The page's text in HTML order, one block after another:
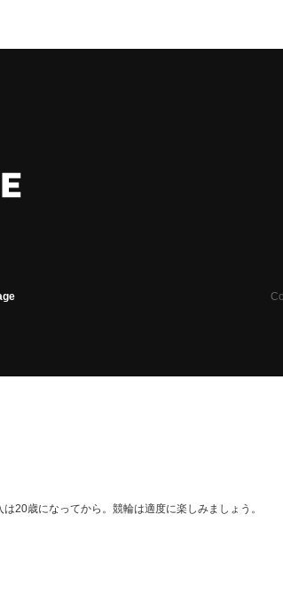
は20歳になってから。競輪は適度に楽しみましょう。